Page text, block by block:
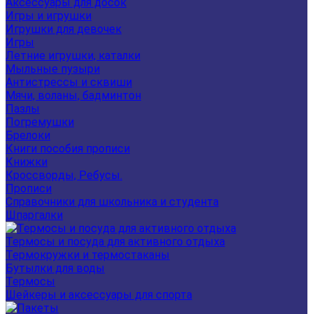
Игры и игрушки
Игрушки для девочек
Игры
Летние игрушки, каталки
Мыльные пузыри
Антистрессы и сквиши
Мячи, воланы, бадминтон
Пазлы
Погремушки
Брелоки
Книги пособия прописи
Книжки
Кроссворды, Ребусы.
Прописи
Справочники для школьника и студента
Шпаргалки
Термосы и посуда для активного отдыха
Термокружки и термостаканы
Бутылки для воды
Термосы
Шейкеры и аксессуары для спорта